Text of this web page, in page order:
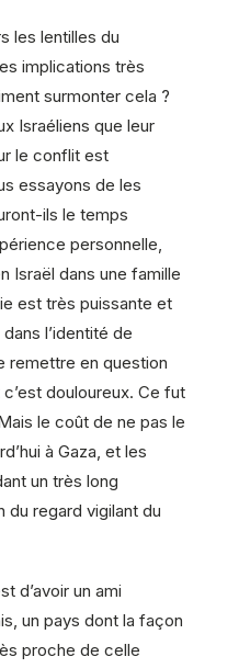
les lentilles du
implications très
surmonter cela ?
Israéliens que leur
le conflit est
essayons de les
ils le temps
personnelle,
Israël dans une famille
est très puissante et
l’identité de
remettre en question
douloureux. Ce fut
le coût de ne pas le
à Gaza, et les
un très long
du regard vigilant du
d’avoir un ami
un pays dont la façon
proche de celle